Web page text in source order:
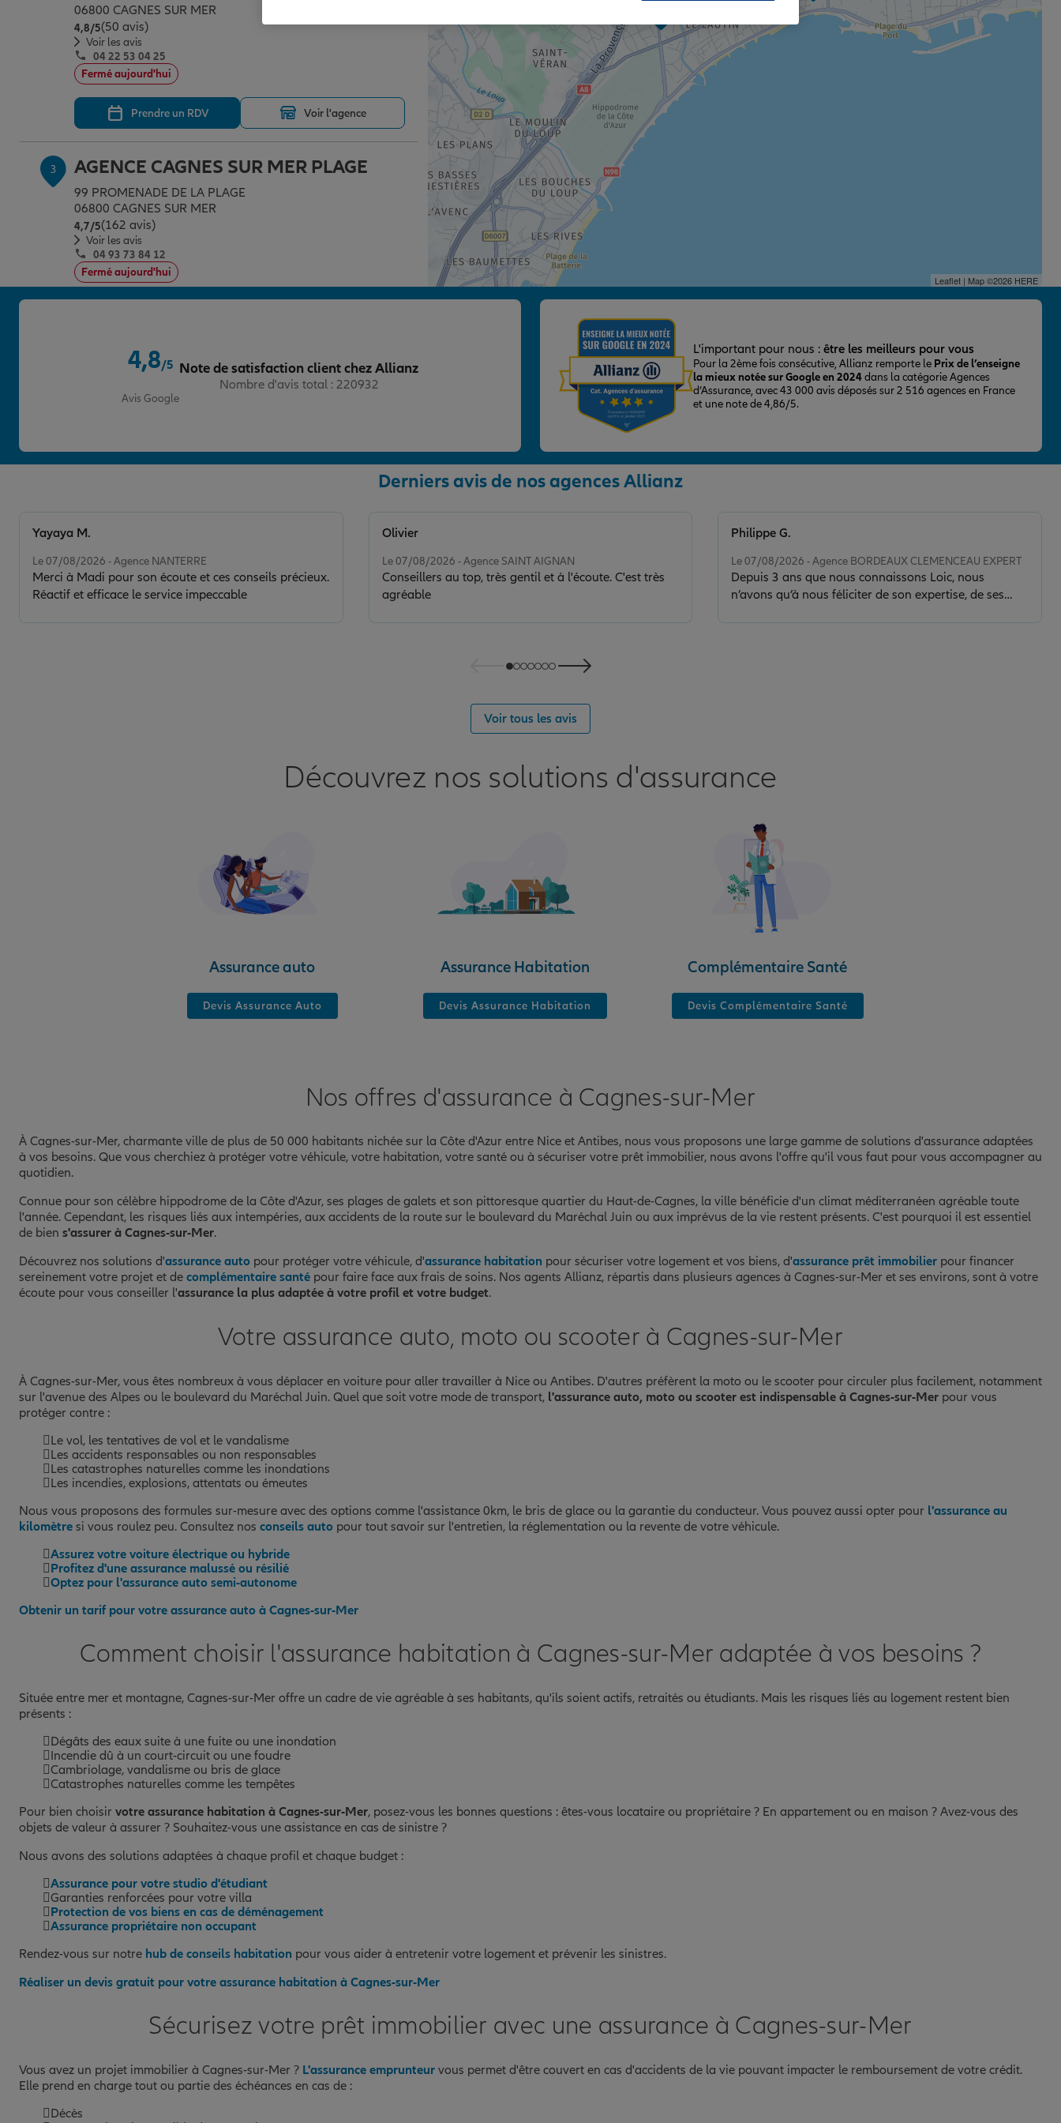
06800 CAGNES SUR MER
4,8/5Note de 4.8 sur 5
(50 avis)
Voir les avis
04 22 53 04 25
Fermé aujourd'hui
Prendre un RDV Voir l'agence
3 AGENCE CAGNES SUR MER PLAGE
99 PROMENADE DE LA PLAGE
06800 CAGNES SUR MER
4,7/5Note de 4.7 sur 5
(162 avis)
Voir les avis
04 93 73 84 12
Fermé aujourd'hui
Leaflet| Map ©2026 HERE
4,8/5
Avis Google
Note de satisfaction client chez Allianz
Nombre d'avis total : 220932
L'important pour nous : être les meilleurs pour vous
Pour la 2ème fois consécutive, Allianz remporte le Prix de l’enseigne
la mieux notée sur Google en 2024dans la catégorie Agences
d’Assurance, avec 43 000 avis déposés sur 2 516 agences en France
et une note de 4,86/5.
Derniers avis de nos agences Allianz
Le 07/08/2026 - Agence NANTERRE
Merci à Madi pour son écoute et ces conseils précieux.
Réactif et efficace le service impeccable
Yayaya M.
Le 07/08/2026 - Agence SAINT AIGNAN
Conseillers au top, très gentil et à l'écoute. C'est très
agréable
Olivier
Le 07/08/2026 - Agence BORDEAUX CLEMENCEAU EXPERT
Depuis 3 ans que nous connaissons Loic, nous
n’avons qu’à nous féliciter de son expertise, de ses
Philippe G.
Voir tous les avis
Découvrez nos solutions d'assurance
Assurance auto
Devis Assurance Auto
Assurance Habitation
Devis Assurance Habitation
Complémentaire Santé
Devis Complémentaire Santé
Nos offres d'assurance à Cagnes-sur-Mer
À Cagnes-sur-Mer, charmante ville de plus de 50 000 habitants nichée sur la Côte d'Azur entre Nice et Antibes, nous vous proposons une large gamme de solutions d'assurance adaptées
à vos besoins. Que vous cherchiez à protéger votre véhicule, votre habitation, votre santé ou à sécuriser votre prêt immobilier, nous avons l'offre qu'il vous faut pour vous accompagner au
quotidien.
Connue pour son célèbre hippodrome de la Côte d'Azur, ses plages de galets et son pittoresque quartier du Haut-de-Cagnes, la ville bénéficie d'un climat méditerranéen agréable toute
l'année. Cependant, les risques liés aux intempéries, aux accidents de la route sur le boulevard du Maréchal Juin ou aux imprévus de la vie restent présents. C'est pourquoi il est essentiel
de bien s'assurer à Cagnes-sur-Mer.
Découvrez nos solutions d'assurance auto pour protéger votre véhicule, d'assurance habitation pour sécuriser votre logement et vos biens, d'assurance prêt immobilier pour financer
sereinement votre projet et de complémentaire santé pour faire face aux frais de soins. Nos agents Allianz, répartis dans plusieurs agences à Cagnes-sur-Mer et ses environs, sont à votre
écoute pour vous conseiller l'assurance la plus adaptée à votre profil et votre budget.
Votre assurance auto, moto ou scooter à Cagnes-sur-Mer
À Cagnes-sur-Mer, vous êtes nombreux à vous déplacer en voiture pour aller travailler à Nice ou Antibes. D'autres préfèrent la moto ou le scooter pour circuler plus facilement, notamment
sur l'avenue des Alpes ou le boulevard du Maréchal Juin. Quel que soit votre mode de transport, l'assurance auto, moto ou scooter est indispensable à Cagnes-sur-Mer pour vous
protéger contre :
Le vol, les tentatives de vol et le vandalisme
Les accidents responsables ou non responsables
Les catastrophes naturelles comme les inondations
Les incendies, explosions, attentats ou émeutes
Nous vous proposons des formules sur-mesure avec des options comme l'assistance 0km, le bris de glace ou la garantie du conducteur. Vous pouvez aussi opter pour l'assurance au
kilomètre si vous roulez peu. Consultez nos conseils auto pour tout savoir sur l'entretien, la réglementation ou la revente de votre véhicule.
Assurez votre voiture électrique ou hybride
Profitez d'une assurance malussé ou résilié
Optez pour l'assurance auto semi-autonome
Obtenir un tarif pour votre assurance auto à Cagnes-sur-Mer
Comment choisir l'assurance habitation à Cagnes-sur-Mer adaptée à vos besoins ?
Située entre mer et montagne, Cagnes-sur-Mer offre un cadre de vie agréable à ses habitants, qu'ils soient actifs, retraités ou étudiants. Mais les risques liés au logement restent bien
présents :
Dégâts des eaux suite à une fuite ou une inondation
Incendie dû à un court-circuit ou une foudre
Cambriolage, vandalisme ou bris de glace
Catastrophes naturelles comme les tempêtes
Pour bien choisir votre assurance habitation à Cagnes-sur-Mer, posez-vous les bonnes questions : êtes-vous locataire ou propriétaire ? En appartement ou en maison ? Avez-vous des
objets de valeur à assurer ? Souhaitez-vous une assistance en cas de sinistre ?
Nous avons des solutions adaptées à chaque profil et chaque budget :
Assurance pour votre studio d'étudiant
Garanties renforcées pour votre villa
Protection de vos biens en cas de déménagement
Assurance propriétaire non occupant
Rendez-vous sur notre hub de conseils habitation pour vous aider à entretenir votre logement et prévenir les sinistres.
Réaliser un devis gratuit pour votre assurance habitation à Cagnes-sur-Mer
Sécurisez votre prêt immobilier avec une assurance à Cagnes-sur-Mer
Vous avez un projet immobilier à Cagnes-sur-Mer ? L'assurance emprunteur vous permet d'être couvert en cas d'accidents de la vie pouvant impacter le remboursement de votre crédit.
Elle prend en charge tout ou partie des échéances en cas de :
Décès